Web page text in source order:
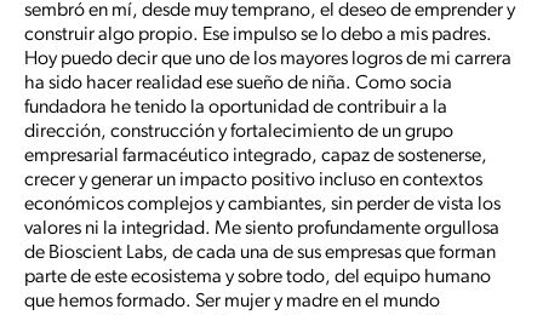
sembró en mí, desde muy temprano, el deseo de emprender y
construir algo propio. Ese impulso se lo debo a mis padres.
Hoy puedo decir que uno de los mayores logros de mi carrera
ha sido hacer realidad ese sueño de niña. Como socia
fundadora he tenido la oportunidad de contribuir a la
dirección, construcción y fortalecimiento de un grupo
empresarial farmacéutico integrado, capaz de sostenerse,
crecer y generar un impacto positivo incluso en contextos
económicos complejos y cambiantes, sin perder de vista los
valores ni la integridad. Me siento profundamente orgullosa
de Bioscient Labs, de cada una de sus empresas que forman
parte de este ecosistema y sobre todo, del equipo humano
que hemos formado. Ser mujer y madre en el mundo